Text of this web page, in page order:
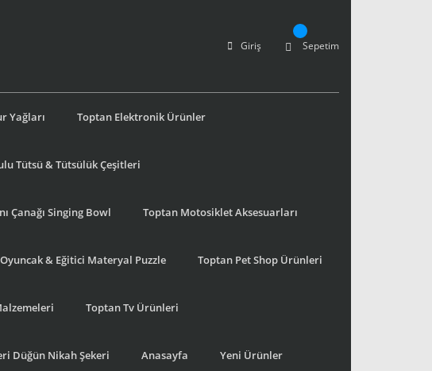
Giriş Sepetim
Yağları Toptan Elektronik Ürünler
Tütsü & Tütsülük Çeşitleri
Çanağı Singing Bowl Toptan Motosiklet Aksesuarları
& Eğitici Materyal Puzzle Toptan Pet Shop Ürünleri
Toptan Tv Ürünleri
Düğün Nikah Şekeri Anasayfa Yeni Ürünler